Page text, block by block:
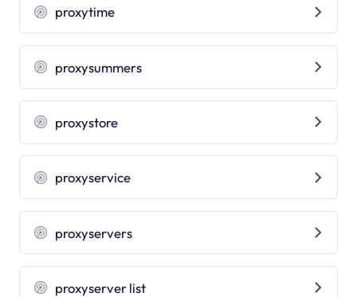
proxytime
proxysummers
proxystore
proxyservice
proxyservers
proxyserver list